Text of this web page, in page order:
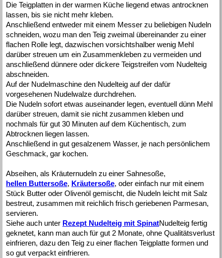
Die Teigplatten in der warmen Küche liegend etwas antrocknen
lassen, bis sie nicht mehr kleben.
Anschließend entweder mit einem Messer zu beliebigen Nudeln
schneiden, wozu man den Teig zweimal übereinander zu einer
flachen Rolle legt, dazwischen vorsichtshalber wenig Mehl
darüber streuen um ein Zusammenkleben zu vermeiden und
anschließend dünnere oder dickere Teigstreifen vom Nudelteig
abschneiden.
Auf der Nudelmaschine den Nudelteig auf der dafür
vorgesehenen Nudelwalze durchdrehen.
Die Nudeln sofort etwas auseinander legen, eventuell dünn Mehl
darüber streuen, damit sie nicht zusammen kleben und
nochmals für gut 30 Minuten auf dem Küchentisch, zum
Abtrocknen liegen lassen.
Anschließend in gut gesalzenem Wasser, je nach persönlichem
Geschmack, gar kochen.
Abseihen, als Kräuternudeln zu einer Sahnesoße,
hellen Buttersoße, Kräutersoße, oder einfach nur mit einem
Stück Butter oder Olivenöl gemischt, die Nudeln leicht mit Salz
bestreut, zusammen mit reichlich frisch geriebenen Parmesan,
servieren.
Siehe auch unter Rezept Nudelteig mit SpinatNudelteig fertig
geknetet, kann man auch für gut 2 Monate, ohne Qualitätsverlust
einfrieren, dazu den Teig zu einer flachen Teigplatte formen und
so gut verpackt einfrieren.